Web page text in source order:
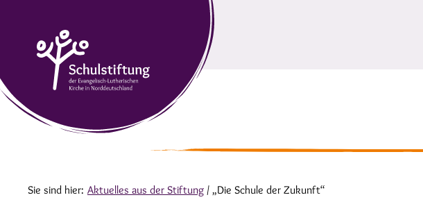
Sie sind hier: Aktuelles aus der Stiftung / „Die Schule der Zukunft“